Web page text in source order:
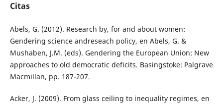
Citas
Abels, G. (2012). Research by, for and about women:
Gendering science andreseach policy, en Abels, G. &
Mushaben, J.M. (eds). Gendering the European Union: New
approaches to old democratic deficits. Basingstoke: Palgrave
Macmillan, pp. 187-207.
Acker, J. (2009). From glass ceiling to inequality regimes, en